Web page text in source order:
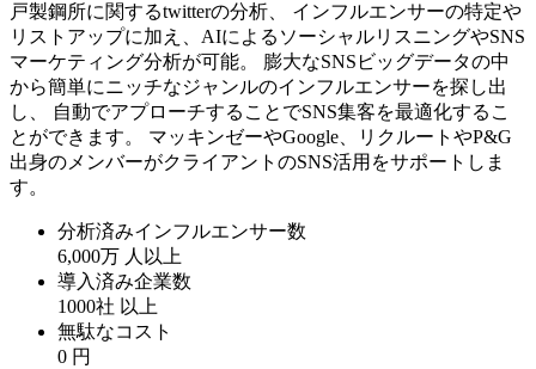
戸製鋼所に関するtwitterの分析、 インフルエンサーの特定や
リストアップに加え、AIによるソーシャルリスニングやSNS
マーケティング分析が可能。 膨大なSNSビッグデータの中
から簡単にニッチなジャンルのインフルエンサーを探し出
し、 自動でアプローチすることでSNS集客を最適化するこ
とができます。 マッキンゼーやGoogle、リクルートやP&G
出身のメンバーがクライアントのSNS活用をサポートしま
す。
分析済みインフルエンサー数
6,000万 人以上
導入済み企業数
1000社 以上
無駄なコスト
0 円